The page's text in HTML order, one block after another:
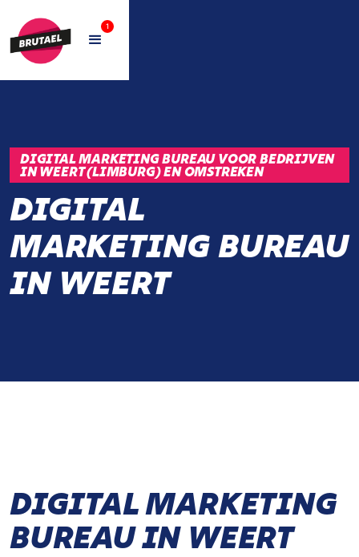
1
DIGITAL MARKETING BUREAU VOOR BEDRIJVEN
IN WEERT (LIMBURG) EN OMSTREKEN
DIGITAL
MARKETING BUREAU
IN WEERT
DIGITAL MARKETING
BUREAU IN WEERT